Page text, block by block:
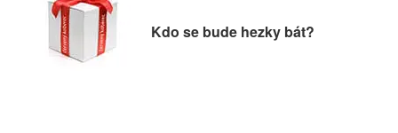
Kdo se bude hezky bát?